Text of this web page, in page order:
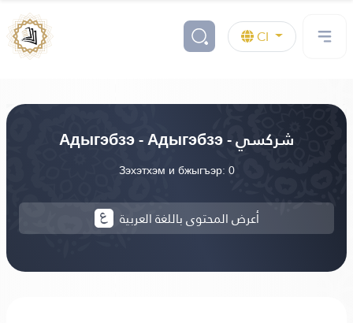
CI
Адыгэбзэ - Адыгэбзэ - شركسي
Зэхэтхэм и бжыгъэр: 0
أعرض المحتوى باللغة العربية